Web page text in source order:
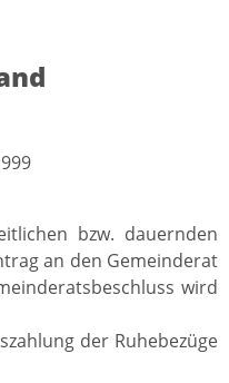
bzw. dauernden
an den Gemeinderat
wird
der Ruhebezüge